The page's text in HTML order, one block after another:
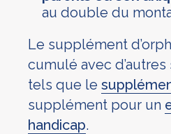
au double du
Le supplément
cumulé avec
tels que le
supplément pour un
handicap.